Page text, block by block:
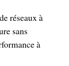
réseaux à
sans
à